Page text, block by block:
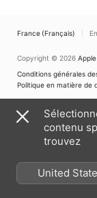
France (Français)
Copyright © 2026
Conditions générales
Politique en matière de
contenu
trouvez
United